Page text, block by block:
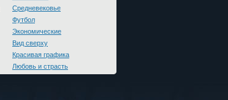
Средневековье
Футбол
Экономические
Вид сверху
Красивая графика
Любовь и страсть